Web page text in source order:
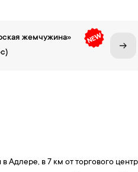
жемчужина»
Адлере, в 7 км от торгового